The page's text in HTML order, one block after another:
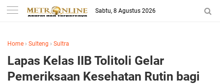
Sabtu, 8 Agustus 2026
Home › Sulteng › Sultra
Lapas Kelas IIB Tolitoli Gelar
Pemeriksaan Kesehatan Rutin bagi